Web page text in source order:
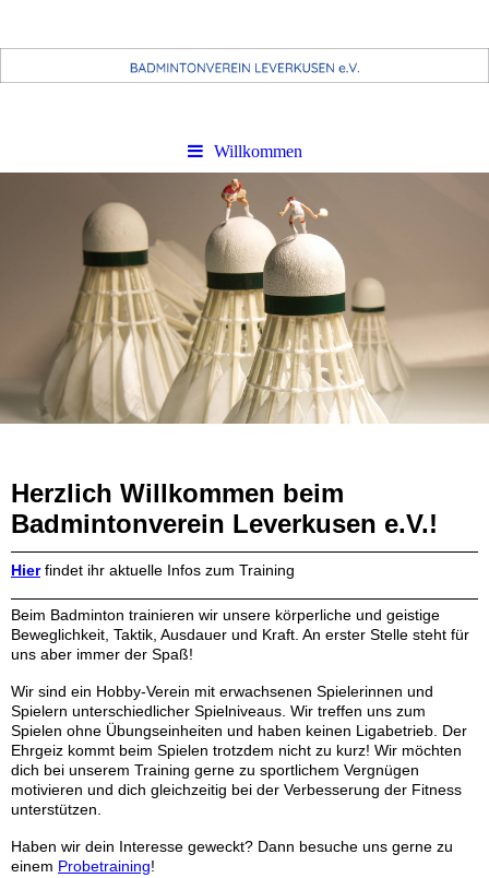
Willkommen
Herzlich Willkommen beim
Badmintonverein Leverkusen e.V.!
Hierfindet ihr aktuelle Infos zum Training
Beim Badminton trainieren wir unsere körperliche und geistige
Beweglichkeit, Taktik, Ausdauer und Kraft. An erster Stelle steht für
uns aber immer der Spaß!
Wir sind ein Hobby-Verein mit erwachsenen Spielerinnen und
Spielern unterschiedlicher Spielniveaus. Wir treffen uns zum
Spielen ohne Übungseinheiten und haben keinen Ligabetrieb. Der
Ehrgeiz kommt beim Spielen trotzdem nicht zu kurz! Wir möchten
dich bei unserem Training gerne zu sportlichem Vergnügen
motivieren und dich gleichzeitig bei der Verbesserung der Fitness
unterstützen.
Haben wir dein Interesse geweckt? Dann besuche uns gerne zu
einem Probetraining!